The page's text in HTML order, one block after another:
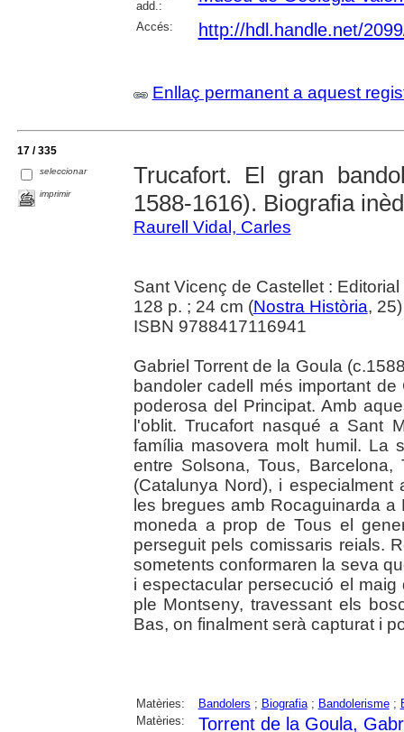
add.:
Accés: http://hdl.handle.net/
Enllaç permanent a aquest
17 / 335
seleccionar
imprimir
Trucafort. El gran
1588-1616). Biografia
Raurell Vidal, Carles
Sant Vicenç de Castellet :
128 p. ; 24 cm (Nostra Història,
ISBN 9788417116941
Gabriel Torrent de la Goula
bandoler cadell més important
poderosa del Principat. Amb
l'oblit. Trucafort nasqué a Sant
família masovera molt humil. La
entre Solsona, Tous,
(Catalunya Nord), i
les bregues amb Rocaguinarda
moneda a prop de Tous el
perseguit pels comissaris reials.
sometents conformaren la seva
i espectacular persecució el
ple Montseny, travessant els
Bas, on finalment serà capturat i
Matèries: Bandolers ; Biografia; Bandolerisme;
Matèries:
Torrent de la Goula,